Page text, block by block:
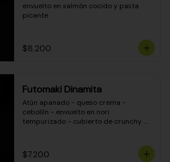
envuelto en salmón cocido y pasta
picante
$8.200
Futomaki Dinamita
Atún apanado - queso crema -
cebollín - envuelto en nori
tempurizado - cubierto de crunchy
$7.200